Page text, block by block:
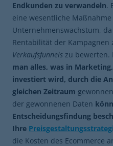
Endkunden zu verwandeln.
eine wesentliche
Unternehmenswachstum,
Rentabilität der Kampagnen
Verkaufsfunnels zu bewerten.
man alles, was in
investiert wird, durch die
gleichen Zeitraum
der gewonnenen Daten
Entscheidungsfindung
Ihre
die Kosten des Ecommerce